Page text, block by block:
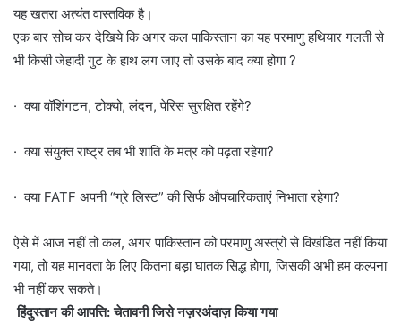
यह खतरा अत्यंत वास्तविक है।
एक बार सोच कर देखिये कि अगर कल पाकिस्तान का यह परमाणु हथियार गलती से
भी किसी जेहादी गुट के हाथ लग जाए तो उसके बाद क्या होगा ?
· क्या वॉशिंगटन, टोक्यो, लंदन, पेरिस सुरक्षित रहेंगे?
· क्या संयुक्त राष्ट्र तब भी शांति के मंत्र को पढ़ता रहेगा?
· क्या FATF अपनी “ग्रे लिस्ट” की सिर्फ औपचारिकताएं निभाता रहेगा?
ऐसे में आज नहीं तो कल, अगर पाकिस्तान को परमाणु अस्त्रों से विखंडित नहीं किया
गया, तो यह मानवता के लिए कितना बड़ा घातक सिद्ध होगा, जिसकी अभी हम कल्पना
भी नहीं कर सकते।
हिंदुस्तान की आपत्ति: चेतावनी जिसे नज़रअंदाज़ किया गया